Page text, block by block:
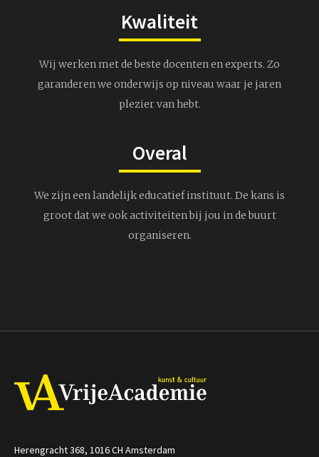
Kwaliteit
Wij werken met de beste docenten en experts. Zo
garanderen we onderwijs op niveau waar je jaren
plezier van hebt.
Overal
We zijn een landelijk educatief instituut. De kans is
groot dat we ook activiteiten bij jou in de buurt
organiseren.
Herengracht 368, 1016 CH Amsterdam